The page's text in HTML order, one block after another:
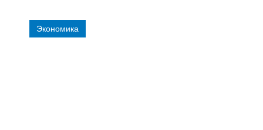
Экономика